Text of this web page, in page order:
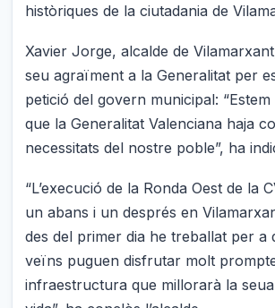
històriques de la ciutadania de
Xavier Jorge, alcalde de
seu agraïment a la Generalitat per
petició del govern municipal:
que la Generalitat Valenciana haja
necessitats del nostre poble”, ha
“L’execució de la Ronda Oest de la
un abans i un després en
des del primer dia he treballat per a
veïns puguen disfrutar molt prompte
infraestructura que millorarà la